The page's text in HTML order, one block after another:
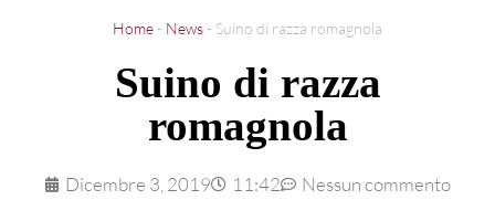
Home - News - Suino di razza romagnola
Suino di razza
romagnola
Dicembre 3, 2019 11:42 Nessun commento